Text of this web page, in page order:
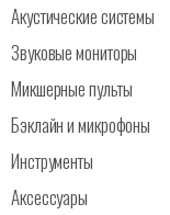
Акустические системы
Звуковые мониторы
Микшерные пульты
Бэклайн и микрофоны
Инструменты
Аксессуары